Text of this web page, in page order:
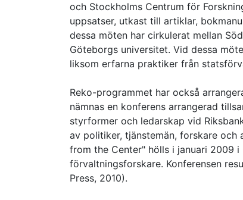
och Stockholms Centrum för
uppsatser, utkast till artiklar,
dessa möten har cirkulerat mellan
Göteborgs universitet. Vid dessa
liksom erfarna praktiker från
Reko-programmet har också
nämnas en konferens arrangerad
styrformer och ledarskap vid
av politiker, tjänstemän, forskare och
from the Center" hölls i januari 2009
förvaltningsforskare. Konferensen
Press, 2010).